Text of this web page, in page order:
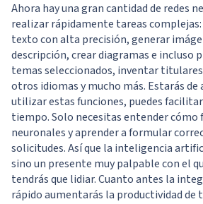
Ahora hay una gran cantidad de redes
realizar rápidamente tareas
texto con alta precisión, generar
descripción, crear diagramas e incluso
temas seleccionados, inventar
otros idiomas y mucho más. Estarás de
utilizar estas funciones, puedes
tiempo. Solo necesitas entender cómo
neuronales y aprender a formular
solicitudes. Así que la inteligencia
sino un presente muy palpable con el
tendrás que lidiar. Cuanto antes la
rápido aumentarás la productividad de